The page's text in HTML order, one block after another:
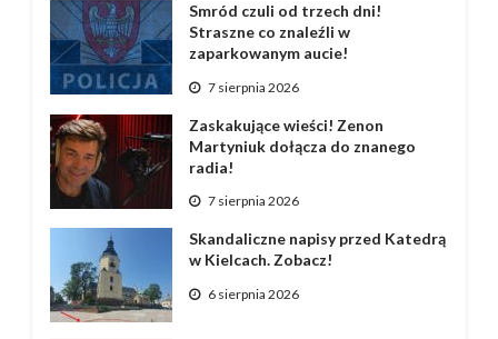
Smród czuli od trzech dni!
Straszne co znaleźli w
zaparkowanym aucie!
7 sierpnia 2026
Zaskakujące wieści! Zenon
Martyniuk dołącza do znanego
radia!
7 sierpnia 2026
Skandaliczne napisy przed Katedrą
w Kielcach. Zobacz!
6 sierpnia 2026